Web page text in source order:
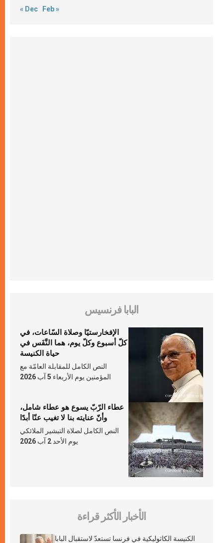
« Dec Feb »
البابا فرنسيس
الإفخارستيّا وصلاة السّاعات، في
كلّ أسبوع وكلّ يوم، هما النَّفَس في
حياة الكنيسة
النص الكامل للمقابلة العامّة مع
المؤمنين يوم الأربعاء 5 آب 2026
عطاء الرّبّ يسوع هو عطاء شامل،
وأنّ عنايته بنا لا تغيب عنّا أبدًا
النص الكامل لصلاة التبشير الملائكي
يوم الأحد 2 آب 2026
الأخبار الأكثر قراءة
الكنيسة الكاثوليكية في فرنسا تستعدّ لاستقبال البابا